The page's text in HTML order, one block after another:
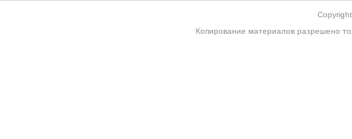
Копирование материалов разрешено